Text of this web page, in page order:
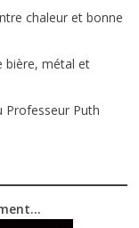
chaleur et bonne
bière, métal et
Professeur Puth